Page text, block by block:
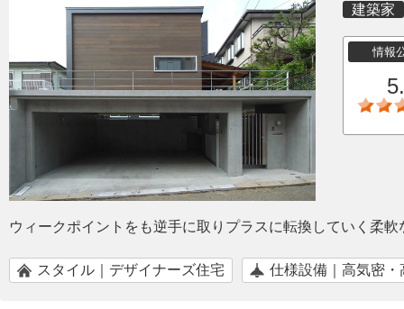
建築家
情報
ウィークポイントをも逆手に取りプラスに転換していく柔
スタイル｜デザイナーズ住宅 仕様設備｜高気密・